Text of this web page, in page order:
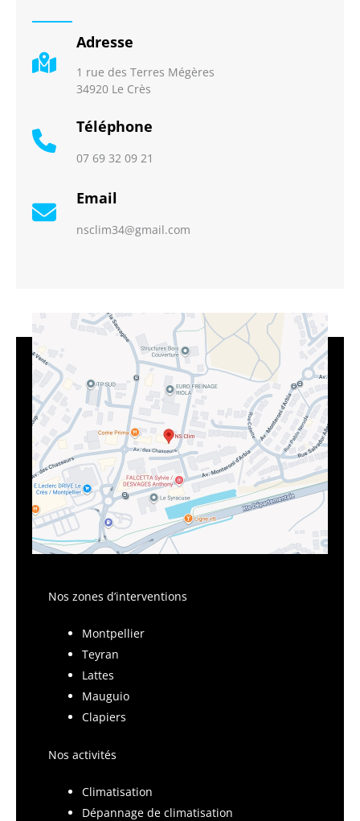
Adresse
1 rue des Terres Mégères
34920 Le Crès
Téléphone
07 69 32 09 21
Email
nsclim34@gmail.com
Nos zones d’interventions
Montpellier
Teyran
Lattes
Mauguio
Clapiers
Nos activités
Climatisation
Dépannage de climatisation